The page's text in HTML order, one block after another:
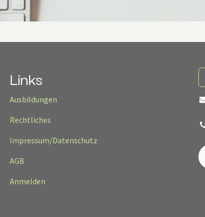
Links
Ausbildungen
Rechtliches
Impressum/Datenschutz
AGB
Anmelden